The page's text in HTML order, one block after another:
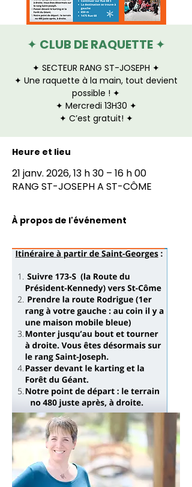
✦ CLUB DE RAQUETTE ✦
✦ SECTEUR RANG ST-JOSEPH ✦
✦ Une raquette à la main, tout devient
possible ! ✦
✦ Mercredi 13H30 ✦
✦ C’est gratuit! ✦
Heure et lieu
21 janv. 2026, 13 h 30 – 16 h 00
RANG ST-JOSEPH A ST-CÔME
À propos de l'événement